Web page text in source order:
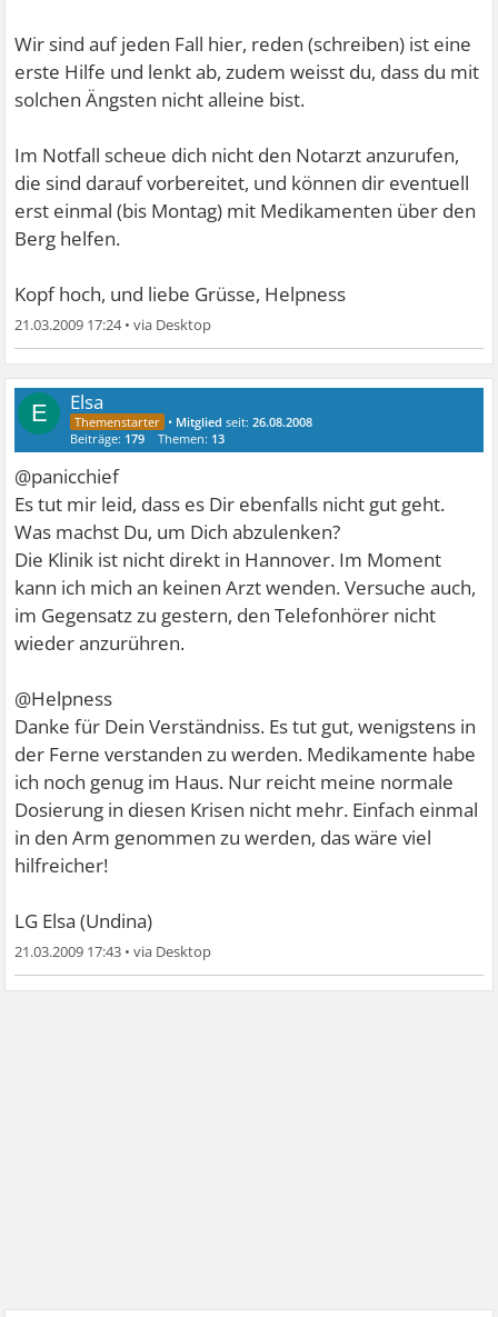
Wir sind auf jeden Fall hier, reden (schreiben) ist eine
erste Hilfe und lenkt ab, zudem weisst du, dass du mit
solchen Ängsten nicht alleine bist.
Im Notfall scheue dich nicht den Notarzt anzurufen,
die sind darauf vorbereitet, und können dir eventuell
erst einmal (bis Montag) mit Medikamenten über den
Berg helfen.
Kopf hoch, und liebe Grüsse, Helpness
21.03.2009 17:24•
E Elsa
• Mitglied seit:26.08.2008
Beiträge: 179 Themen: 13
@panicchief
Es tut mir leid, dass es Dir ebenfalls nicht gut geht.
Was machst Du, um Dich abzulenken?
Die Klinik ist nicht direkt in Hannover. Im Moment
kann ich mich an keinen Arzt wenden. Versuche auch,
im Gegensatz zu gestern, den Telefonhörer nicht
wieder anzurühren.
@Helpness
Danke für Dein Verständniss. Es tut gut, wenigstens in
der Ferne verstanden zu werden. Medikamente habe
ich noch genug im Haus. Nur reicht meine normale
Dosierung in diesen Krisen nicht mehr. Einfach einmal
in den Arm genommen zu werden, das wäre viel
hilfreicher!
LG Elsa (Undina)
21.03.2009 17:43 •